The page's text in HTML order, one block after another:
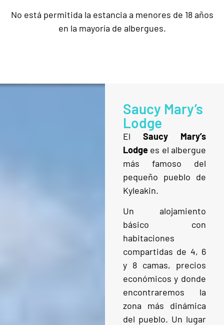
No está permitida la estancia a menores de 18 años
en la mayoría de albergues.
Saucy Mary’s
Lodge
El Saucy Mary’s
Lodgees el albergue
más famoso del
pequeño pueblo de
Kyleakin.
Un alojamiento
básico con
habitaciones
compartidas de 4, 6
y 8 camas, precios
económicos y donde
encontraremos la
zona más dinámica
del pueblo. Un lugar